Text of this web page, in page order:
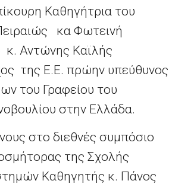
Καθηγήτρια του
κα Φωτεινή
Αντώνης Καϊλής
της Ε.Ε. πρώην υπεύθυνος
του Γραφείου του
στην Ελλάδα.
στο διεθνές συμπόσιο
της Σχολής
Καθηγητής κ. Πάνος